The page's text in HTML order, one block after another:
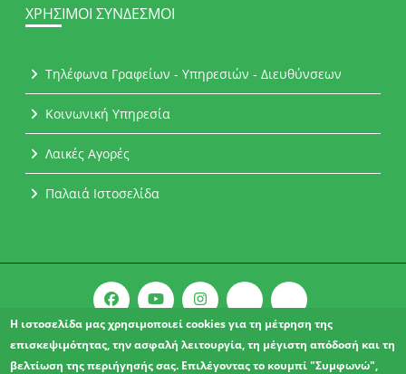
ΧΡΉΣΙΜΟΙ ΣΎΝΔΕΣΜΟΙ
Τηλέφωνα Γραφείων - Υπηρεσιών - Διευθύνσεων
Κοινωνική Υπηρεσία
Λαικές Αγορές
Παλαιά Ιστοσελίδα
Copyright © 2021 l Δήμος Αχαρνών.
Η ιστοσελίδα μας χρησιμοποιεί cookies για τη μέτρηση της
επισκεψιμότητας, την ασφαλή λειτουργία, τη μέγιστη απόδοσή και τη
βελτίωση της περιήγησής σας. Επιλέγοντας το κουμπί "Συμφωνώ",